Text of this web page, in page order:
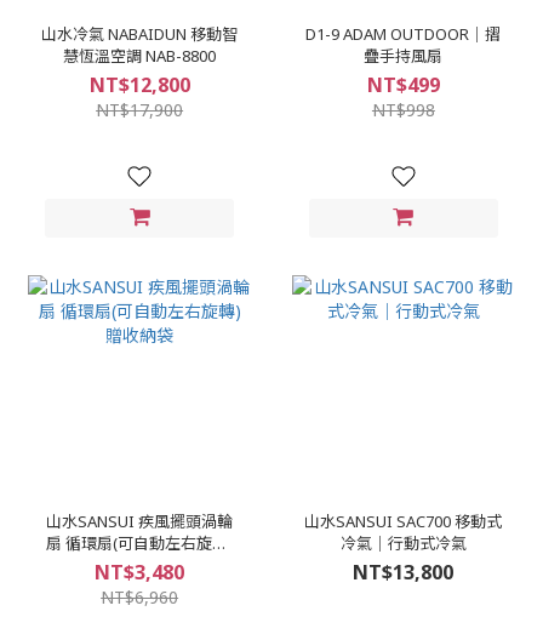
山水冷氣 NABAIDUN 移動智
慧恆溫空調 NAB-8800
NT$12,800
NT$17,900
D1-9 ADAM OUTDOOR｜摺
疊手持風扇
NT$499
NT$998
山水SANSUI 疾風擺頭渦輪
扇 循環扇(可自動左右旋轉)
贈收納袋
NT$3,480
NT$6,960
山水SANSUI SAC700 移動式
冷氣｜行動式冷氣
NT$13,800